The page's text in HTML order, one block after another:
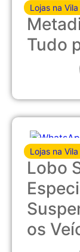
Lojas na
Tudo
Lojas na
Lobo
os